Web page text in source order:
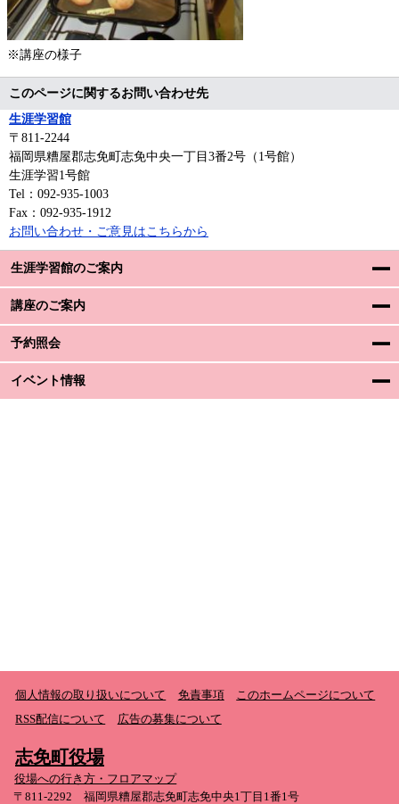
生涯学習館のご案内
講座のご案内
予約照会
イベント情報
※講座の様子
このページに関するお問い合わせ先
生涯学習館
〒811-2244
福岡県糟屋郡志免町志免中央一丁目3番2号（1号館）
生涯学習1号館
Tel：092-935-1003
Fax：092-935-1912
お問い合わせ・ご意見はこちらから
個人情報の取り扱いについて 免責事項
このホームページについて
RSS配信について
広告の募集について
志免町役場
役場への行き方・フロアマップ
〒811-2292 福岡県糟屋郡志免町志免中央1丁目1番1号